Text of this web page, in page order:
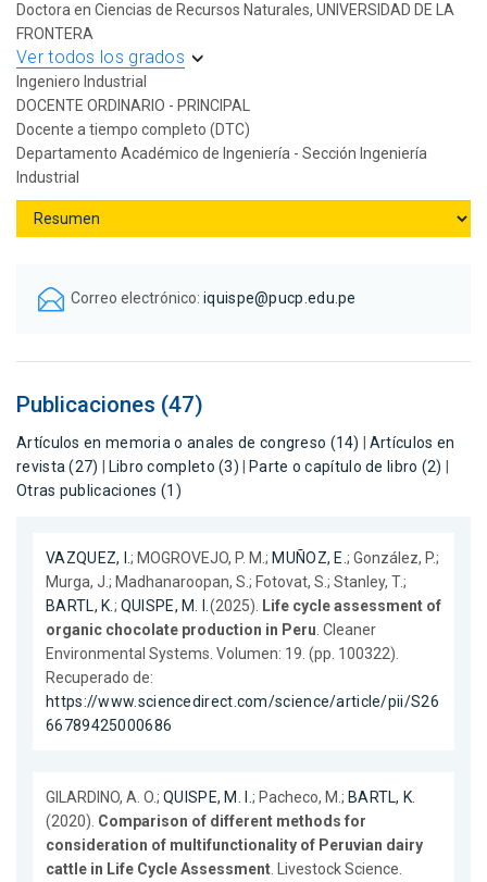
Doctora en Ciencias de Recursos Naturales, UNIVERSIDAD DE LA
FRONTERA
Ver todos los grados
Ingeniero Industrial
DOCENTE ORDINARIO - PRINCIPAL
Docente a tiempo completo (DTC)
Departamento Académico de Ingeniería - Sección Ingeniería
Industrial
Correo electrónico: iquispe@pucp.edu.pe
Publicaciones (47)
Artículos en memoria o anales de congreso (14)
Artículos en
revista (27)
Libro completo (3) Parte o capítulo de libro (2)
Otras publicaciones (1)
VAZQUEZ, I.; MOGROVEJO, P. M.; MUÑOZ, E.; González, P.;
Murga, J.; Madhanaroopan, S.; Fotovat, S.; Stanley, T.;
BARTL, K. ; QUISPE, M. I. (2025).
Life cycle assessment of
organic chocolate production in Peru . Cleaner
Environmental Systems. Volumen: 19. (pp. 100322).
Recuperado de:
https://www.sciencedirect.com/science/article/pii/S26
66789425000686
GILARDINO, A. O.; QUISPE, M. I. ; Pacheco, M.; BARTL, K.
(2020). Comparison of different methods for
consideration of multifunctionality of Peruvian dairy
cattle in Life Cycle Assessment . Livestock Science.